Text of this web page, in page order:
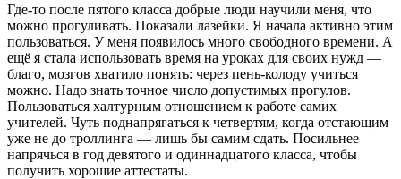
Где-то после пятого класса добрые люди научили меня, что
можно прогуливать. Показали лазейки. Я начала активно этим
пользоваться. У меня появилось много свободного времени. А
ещё я стала использовать время на уроках для своих нужд —
благо, мозгов хватило понять: через пень-колоду учиться
можно. Надо знать точное число допустимых прогулов.
Пользоваться халтурным отношением к работе самих
учителей. Чуть поднапрягаться к четвертям, когда отстающим
уже не до троллинга — лишь бы самим сдать. Посильнее
напрячься в год девятого и одиннадцатого класса, чтобы
получить хорошие аттестаты.